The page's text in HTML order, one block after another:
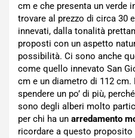
cm e che presenta un verde
trovare al prezzo di circa 30
innevati, dalla tonalità
proposti con un aspetto
possibilità. Ci sono anche
come quello innevato San
cm e un diametro di 112
spendere un po’ di più,
sono degli alberi molto
per chi ha un arredamento
ricordare a questo proposito